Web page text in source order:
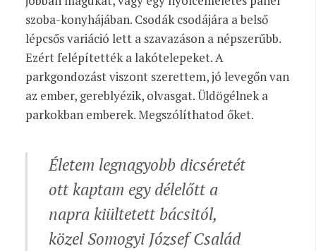
szoba-konyhájában. Csodák csodájára a belső
lépcsős variáció lett a szavazáson a népszerűbb.
Ezért felépítették a lakótelepeket. A
parkgondozást viszont szerettem, jó levegőn van
az ember, gereblyézik, olvasgat. Üldögélnek a
parkokban emberek. Megszólíthatod őket.
Életem legnagyobb dicséretét
ott kaptam egy délelőtt a
napra kiültetett bácsitól,
közel Somogyi JózsefCsalád